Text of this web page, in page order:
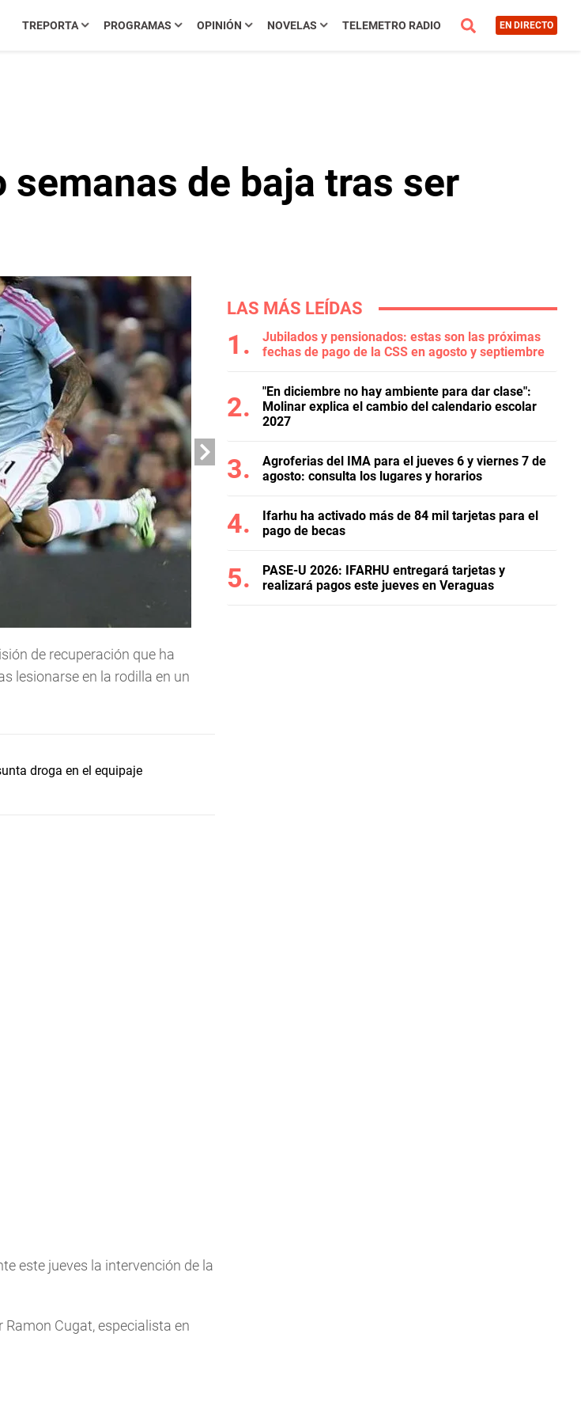
TREPORTA PROGRAMAS OPINIÓN NOVELAS TELEMETRO RADIO EN DIRECTO
de baja tras ser
de recuperación que ha
lesionarse en la rodilla en un
droga en el equipaje
este jueves la intervención de la
Cugat, especialista en
LAS MÁS LEÍDAS
Jubilados y pensionados: estas son las próximas
fechas de pago de la CSS en agosto y septiembre
"En diciembre no hay ambiente para dar clase":
Molinar explica el cambio del calendario escolar
2027
Agroferias del IMA para el jueves 6 y viernes 7 de
agosto: consulta los lugares y horarios
Ifarhu ha activado más de 84 mil tarjetas para el
pago de becas
PASE-U 2026: IFARHU entregará tarjetas y
realizará pagos este jueves en Veraguas